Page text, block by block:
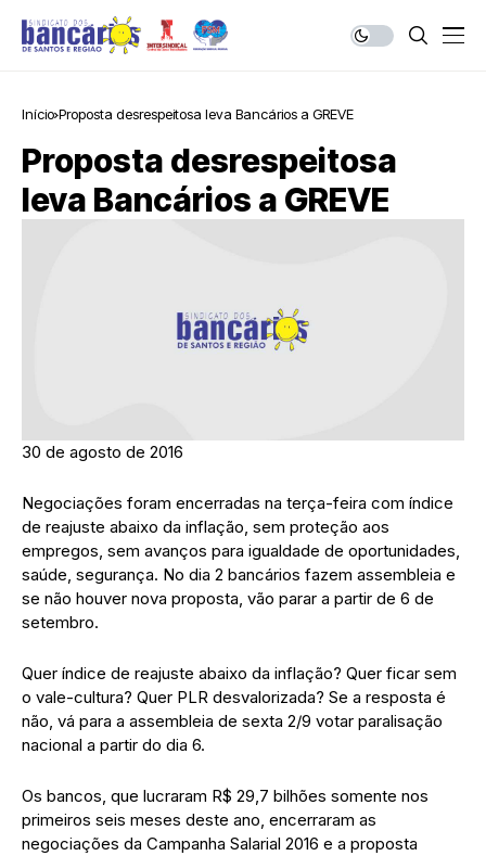
Início Proposta desrespeitosa leva Bancários a GREVE
Proposta desrespeitosa
leva Bancários a GREVE
30 de agosto de 2016
Negociações foram encerradas na terça-feira com índice
de reajuste abaixo da inflação, sem proteção aos
empregos, sem avanços para igualdade de oportunidades,
saúde, segurança. No dia 2 bancários fazem assembleia e
se não houver nova proposta, vão parar a partir de 6 de
setembro.
Quer índice de reajuste abaixo da inflação? Quer ficar sem
o vale-cultura? Quer PLR desvalorizada? Se a resposta é
não, vá para a assembleia de sexta 2/9 votar paralisação
nacional a partir do dia 6.
Os bancos, que lucraram R$ 29,7 bilhões somente nos
primeiros seis meses deste ano, encerraram as
negociações da Campanha Salarial 2016 e a proposta